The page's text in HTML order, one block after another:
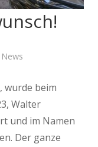
News
wurde beim
Walter
und im Namen
Der ganze